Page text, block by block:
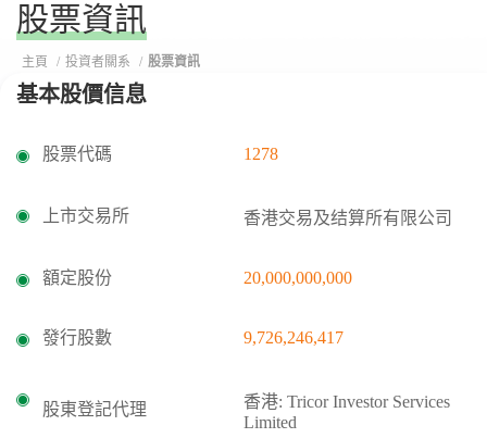
股票資訊
主頁 / 投資者關系 / 股票資訊
基本股價信息
股票代碼 1278
上市交易所 香港交易及结算所有限公司
額定股份 20,000,000,000
發行股數 9,726,246,417
股東登記代理
香港: Tricor Investor Services
Limited